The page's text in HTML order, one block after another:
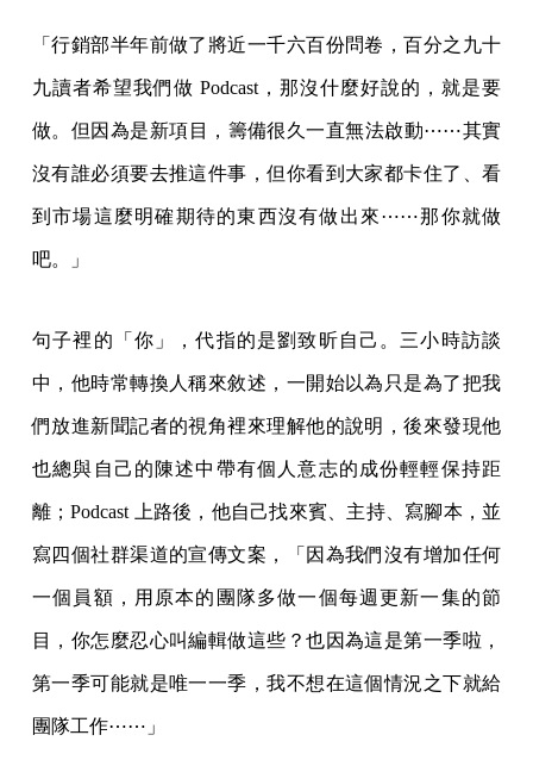
「行銷部半年前做了將近一千六百份問卷，百分之九十
九讀者希望我們做 Podcast，那沒什麼好說的，就是要
做。但因為是新項目，籌備很久一直無法啟動⋯⋯其實
沒有誰必須要去推這件事，但你看到大家都卡住了、看
到市場這麼明確期待的東西沒有做出來⋯⋯那你就做
吧。」
句子裡的「你」，代指的是劉致昕自己。三小時訪談
中，他時常轉換人稱來敘述，一開始以為只是為了把我
們放進新聞記者的視角裡來理解他的說明，後來發現他
也總與自己的陳述中帶有個人意志的成份輕輕保持距
離；Podcast 上路後，他自己找來賓、主持、寫腳本，並
寫四個社群渠道的宣傳文案，「因為我們沒有增加任何
一個員額，用原本的團隊多做一個每週更新一集的節
目，你怎麼忍心叫編輯做這些？也因為這是第一季啦，
第一季可能就是唯一一季，我不想在這個情況之下就給
團隊工作⋯⋯」